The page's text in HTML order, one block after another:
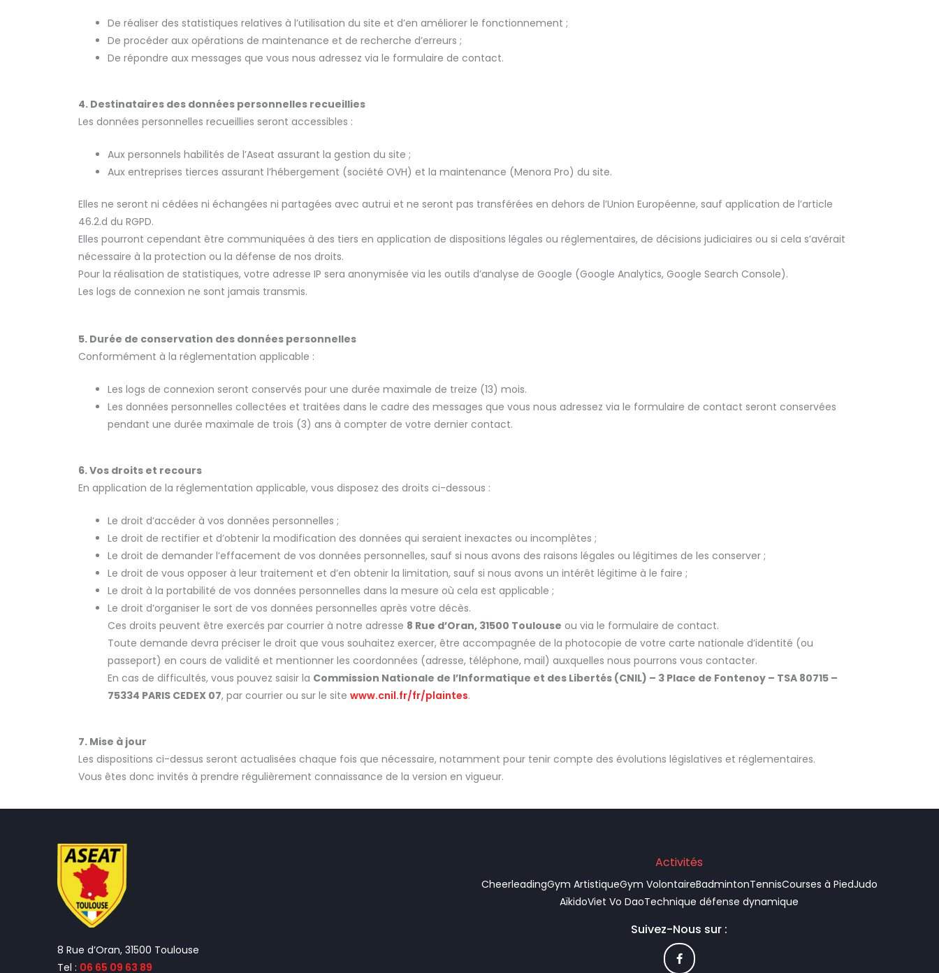
De réaliser des statistiques relatives à l’utilisation du site et d’en améliorer le fonctionnement ;
De procéder aux opérations de maintenance et de recherche d’erreurs ;
De répondre aux messages que vous nous adressez via le formulaire de contact.
4. Destinataires des données personnelles recueillies
Les données personnelles recueillies seront accessibles :
Aux personnels habilités de l’Aseat assurant la gestion du site ;
Aux entreprises tierces assurant l’hébergement (société OVH) et la maintenance (Menora Pro) du site.
Elles ne seront ni cédées ni échangées ni partagées avec autrui et ne seront pas transférées en dehors de l’Union Européenne, sauf application de l’article
46.2.d du RGPD.
Elles pourront cependant être communiquées à des tiers en application de dispositions légales ou réglementaires, de décisions judiciaires ou si cela s’avérait
nécessaire à la protection ou la défense de nos droits.
Pour la réalisation de statistiques, votre adresse IP sera anonymisée via les outils d’analyse de Google (Google Analytics, Google Search Console).
Les logs de connexion ne sont jamais transmis.
5. Durée de conservation des données personnelles
Conformément à la réglementation applicable :
Les logs de connexion seront conservés pour une durée maximale de treize (13) mois.
Les données personnelles collectées et traitées dans le cadre des messages que vous nous adressez via le formulaire de contact seront conservées
pendant une durée maximale de trois (3) ans à compter de votre dernier contact.
6. Vos droits et recours
En application de la réglementation applicable, vous disposez des droits ci-dessous :
Le droit d’accéder à vos données personnelles ;
Le droit de rectifier et d’obtenir la modification des données qui seraient inexactes ou incomplètes ;
Le droit de demander l’effacement de vos données personnelles, sauf si nous avons des raisons légales ou légitimes de les conserver ;
Le droit de vous opposer à leur traitement et d’en obtenir la limitation, sauf si nous avons un intérêt légitime à le faire ;
Le droit à la portabilité de vos données personnelles dans la mesure où cela est applicable ;
Le droit d’organiser le sort de vos données personnelles après votre décès.
Ces droits peuvent être exercés par courrier à notre adresse 8 Rue d’Oran, 31500 Toulouse ou via le formulaire de contact.
Toute demande devra préciser le droit que vous souhaitez exercer, être accompagnée de la photocopie de votre carte nationale d’identité (ou
passeport) en cours de validité et mentionner les coordonnées (adresse, téléphone, mail) auxquelles nous pourrons vous contacter.
En cas de difficultés, vous pouvez saisir la Commission Nationale de l’Informatique et des Libertés (CNIL) – 3 Place de Fontenoy – TSA 80715 –
75334 PARIS CEDEX 07, par courrier ou sur le site www.cnil.fr/fr/plaintes.
7. Mise à jour
Les dispositions ci-dessus seront actualisées chaque fois que nécessaire, notamment pour tenir compte des évolutions législatives et réglementaires.
Vous êtes donc invités à prendre régulièrement connaissance de la version en vigueur.
8 Rue d’Oran, 31500 Toulouse
Tel : 06 65 09 63 89
Activités
CheerleadingGym ArtistiqueGym VolontaireBadmintonTennisCourses à PiedJudo
AïkidoViet Vo DaoTechnique défense dynamique
Suivez-Nous sur :
F
a
c